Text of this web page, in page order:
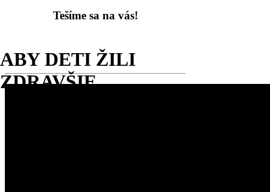
ABY DETI ŽILI
ZDRAVŠIE
Tešíme sa na vás!